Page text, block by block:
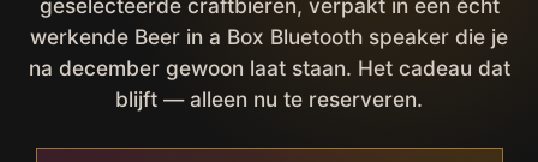
geselecteerde craftbieren, verpakt in een écht
werkende Beer in a Box Bluetooth speaker die je
na december gewoon laat staan. Het cadeau dat
blijft — alleen nu te reserveren.